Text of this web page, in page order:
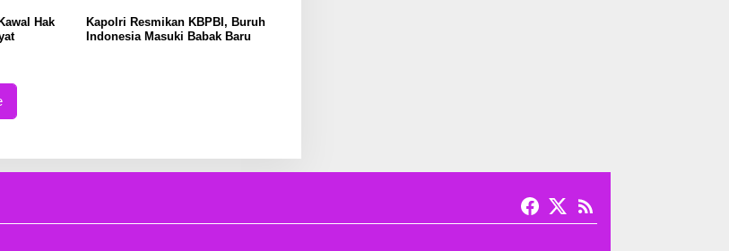
Hak
Kapolri Resmikan KBPBI, Buruh
Indonesia Masuki Babak Baru